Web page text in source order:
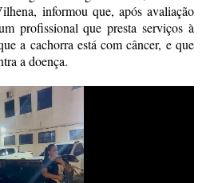
informou que, após avaliação
profissional que presta serviços à
a cachorra está com câncer, e que
a doença.